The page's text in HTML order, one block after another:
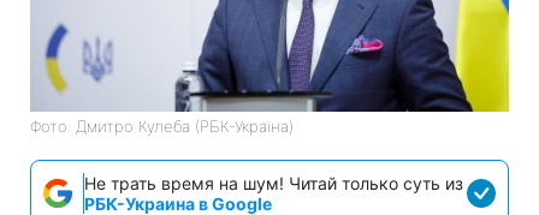
Фото: Дмитро Кулеба (РБК-Україна)
Не трать время на шум! Читай только суть из
РБК-Украина в Google